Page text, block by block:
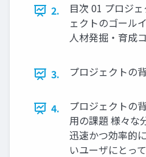
2.
目次 01 プロジ
ェクトのゴール
人材発掘・育成
3. プロジェクトの
4.
プロジェクトの
用の課題 様々な
迅速かつ効率的
いユーザにとっ